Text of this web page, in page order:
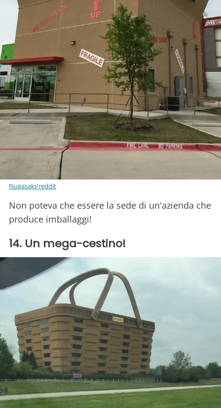
Nugasaki/reddit
Non poteva che essere la sede di un'azienda che
produce imballaggi!
14. Un mega-cestino!